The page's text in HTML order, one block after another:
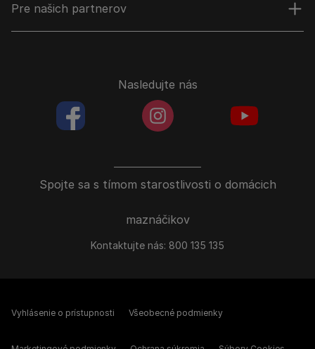
Pre našich partnerov
Spojte sa s tímom starostlivosti o domácich
maznáčikov
Kontaktujte nás: 800 135 135
Nasledujte nás
facebookColoredinstagramColored
Vyhlásenie o prístupnosti Všeobecné podmienky